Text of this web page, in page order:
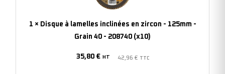
en
zircon
-
1 × Disque à lamelles inclinées en zircon - 125mm -
Grain 40 - 208740 (x10)
35,80 € HT 42,96 € TTC